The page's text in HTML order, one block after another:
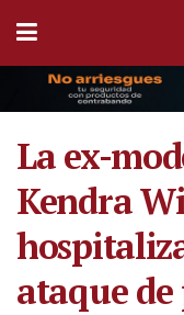
La ex-
Kendra
ataque